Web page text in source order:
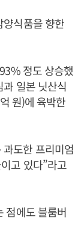
양식품을 향한
정도 상승했
일본 닛산식
원)에 육박한
도한 프리미엄
고 있다”라고
점에도 블룸버